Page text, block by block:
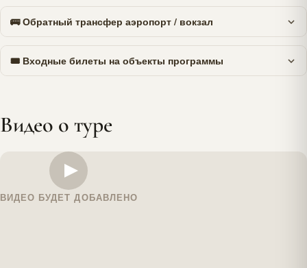
🚌 Обратный трансфер аэропорт / вокзал
🎟 Входные билеты на объекты программы
Видео о туре
ВИДЕО БУДЕТ ДОБАВЛЕНО